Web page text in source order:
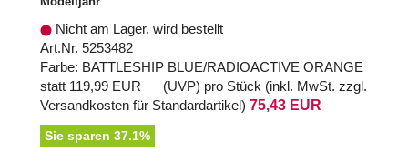
Nicht am Lager, wird bestellt
Art.Nr. 5253482
Farbe: BATTLESHIP BLUE/RADIOACTIVE ORANGE
statt 119,99 EUR (UVP) pro Stück (inkl. MwSt. zzgl.
Versandkosten für Standardartikel) 75,43 EUR
Sie sparen 37.1%